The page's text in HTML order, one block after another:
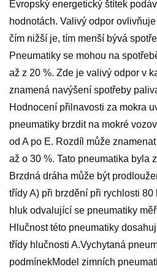
Evropský energetický štítek
hodnotách. Valivý odpor
čím nižší je, tím menší bývá
Pneumatiky se mohou na
až z 20 %. Zde je valivý odpor v
znamená navýšení spotřeby
Hodnocení přilnavosti za mokra
pneumatiky brzdit na mokré
od A po E. Rozdíl může
až o 30 %. Tato pneumatika byla
Brzdná dráha může být
třídy A) při brzdění při rychlosti
hluk odvalující se pneumatiky
Hlučnost této pneumatiky
třídy hlučnosti A.Vychytaná
podmínekModel zimních